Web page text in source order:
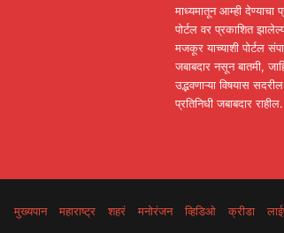
माध्यमातून आम्ही
पोर्टल वर प्रकाशित
मजकूर याच्याशी पोर्टल
जबाबदार नसून बातमी,
उद्भवणाऱ्या विषयास
प्रतिनिधी जबाबदार राहील.
मुख्यपान महाराष्ट्र शहरं मनोरंजन व्हिडिओ क्रीडा